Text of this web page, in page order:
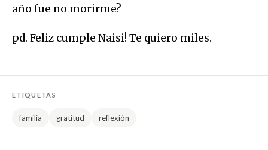
año fue no morirme?
pd. Feliz cumple Naisi! Te quiero miles.
ETIQUETAS
familia gratitud reflexión